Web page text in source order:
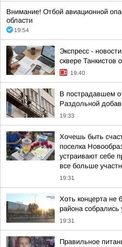
Внимание! Отбой авиационной
области
19:54
Экспресс -
сквере Танкистов
19:40
В пострадавшем
Раздольной
19:33
Хочешь быть
поселка
устраивают себе
все больше
19:31
Хоть концерта не
района собрались
19:31
Правильное